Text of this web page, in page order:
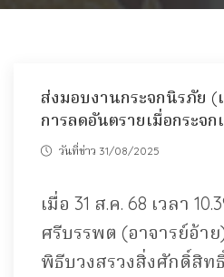
ส่งมอบงานกระจกนิรภัย (
การลดอันตรายเมื่อกระจก
วันที่ข่าว 31/08/2025
เมื่อ 31 ส.ค. 68 เวลา
ศรีบรรพต (อาจารย์อ้า
พิธีบวงสรวงสิ่งศักดิ์สิท